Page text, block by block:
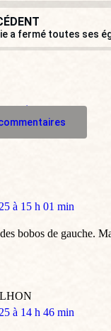
a fermé toutes ses
à 15 h 01 min
bobos de gauche.
à 14 h 46 min